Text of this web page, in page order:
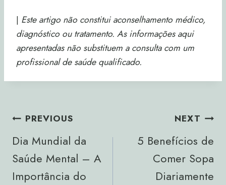
| Este artigo não constitui aconselhamento médico,
diagnóstico ou tratamento. As informações aqui
apresentadas não substituem a consulta com um
profissional de saúde qualificado.
Navegação
De
Artigos
PREVIOUS
Dia Mundial da
Saúde Mental – A
Importância do
NEXT
5 Benefícios de
Comer Sopa
Diariamente